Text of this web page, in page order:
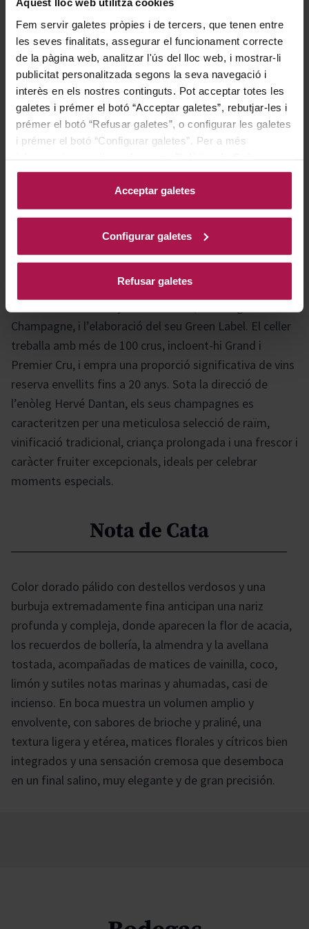
Fem servir galetes pròpies i de tercers, que tenen entre
les seves finalitats, assegurar el funcionament correcte
de la pàgina web, analitzar l'ús del lloc web, i mostrar-li
publicitat personalitzada segons la seva navegació i
interès en els nostres continguts. Pot acceptar totes les
galetes i prémer el botó “Acceptar galetes”, rebutjar-les i
prémer el botó “Refusar galetes”, o configurar les galetes
i prémer el botó “Configurar galetes”. Per a més
Acceptar galetes
Configurar galetes
Refusar galetes
amanides lleugeres, formatges suaus i plats
vegetarians, realçant sabors delicats i aportant frescor
i equilibri a preparacions senzilles i naturals.
Historia bodega
Amb més de dos segles i mig de tradició, Lanson es
distingeix com una de les cases de champagne més
antigues i prestigioses de la regió. El seu llegat es
reflecteix en l’emblemàtica Creu de Malta present a
cada ampolla, símbol d’hospitalitat des de 1798.
exclusiu del torneig de Wimbledon, Lanson destaca pel
seu compromís amb l’excel·lència i la innovació, com
Champagne, i l’elaboració del seu Green Label. El celler
treballa amb més de 100 crus, incloent-hi Grand i
Premier Cru, i empra una proporció significativa de vins
reserva envellits fins a 20 anys. Sota la direcció de
l’enòleg Hervé Dantan, els seus champagnes es
caracteritzen per una meticulosa selecció de raïm,
vinificació tradicional, criança prolongada i una frescor i
caràcter fruiter excepcionals, ideals per celebrar
moments especials.
Nota de Cata
Color dorado pálido con destellos verdosos y una
burbuja extremadamente fina anticipan una nariz
profunda y compleja, donde aparecen la flor de acacia,
los recuerdos de bollería, la almendra y la avellana
tostada, acompañadas de matices de vainilla, coco,
limón y sutiles notas marinas y ahumadas, casi de
incienso. En boca muestra un volumen amplio y
envolvente, con sabores de brioche y praliné, una
textura ligera y etérea, matices florales y cítricos bien
integrados y una sensación cremosa que desemboca
en un final salino, muy elegante y de gran precisión.